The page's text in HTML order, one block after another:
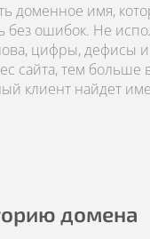
доменное имя,
без ошибок. Не
цифры, дефисы и
сайта, тем больше
клиент найдет
домена